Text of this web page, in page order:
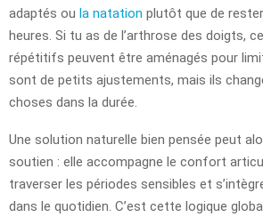
adaptés ou la natation plutôt que de
heures. Si tu as de l’arthrose des doigts,
répétitifs peuvent être aménagés pour
sont de petits ajustements, mais ils
choses dans la durée.
Une solution naturelle bien pensée peut
soutien : elle accompagne le confort
traverser les périodes sensibles et
dans le quotidien. C’est cette logique